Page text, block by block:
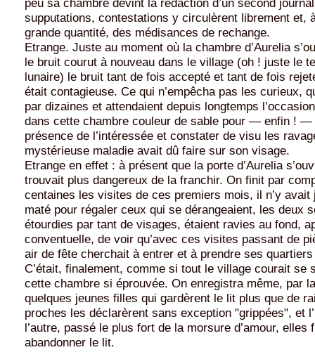
peu sa chambre devint la rédaction d’un second
supputations, contestations y circulèrent librement et,
grande quantité, des médisances de rechange.
Etrange. Juste au moment où la chambre d’Aurelia
le bruit courut à nouveau dans le village (oh ! juste le
lunaire) le bruit tant de fois accepté et tant de fois
était contagieuse. Ce qui n’empêcha pas les curieux,
par dizaines et attendaient depuis longtemps
dans cette chambre couleur de sable pour — enfin ! —
présence de l’intéressée et constater de visu les
mystérieuse maladie avait dû faire sur son visage.
Etrange en effet : à présent que la porte d’Aurelia
trouvait plus dangereux de la franchir. On finit par
centaines les visites de ces premiers mois, il n’y avait
maté pour régaler ceux qui se dérangeaient, les deux
étourdies par tant de visages, étaient ravies au fond,
conventuelle, de voir qu’avec ces visites passant de
air de fête cherchait à entrer et à prendre ses
C’était, finalement, comme si tout le village courait se
cette chambre si éprouvée. On enregistra même, par
quelques jeunes filles qui gardèrent le lit plus que de
proches les déclarèrent sans exception "grippées", et
l’autre, passé le plus fort de la morsure d’amour, elles
abandonner le lit.